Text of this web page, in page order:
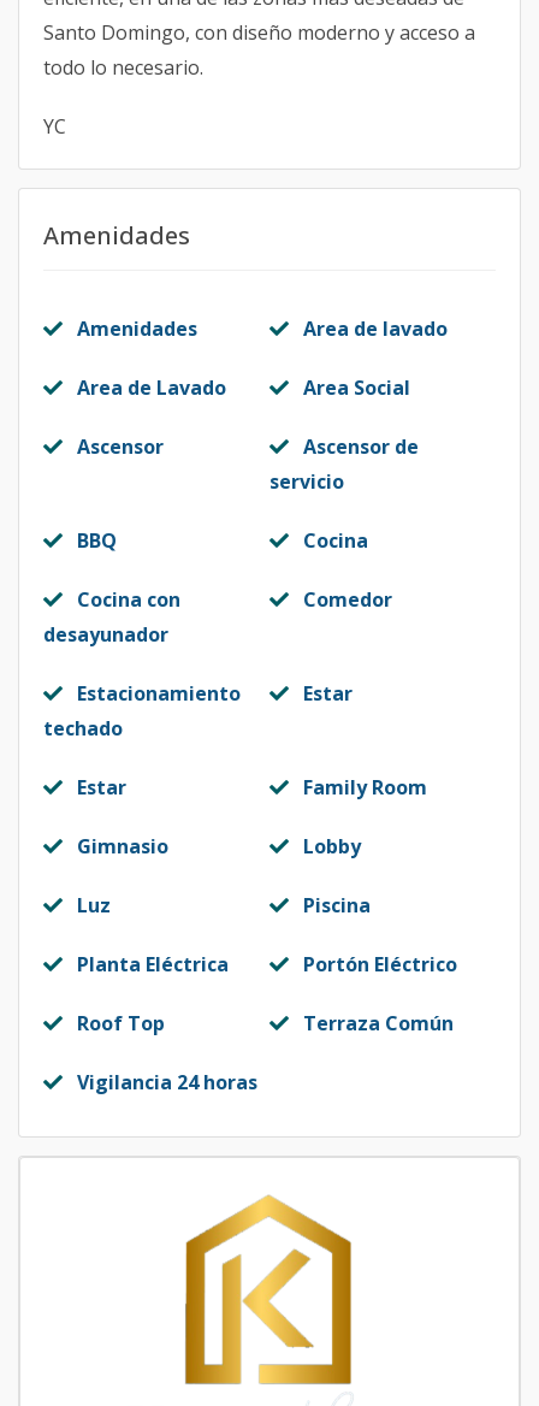
Santo Domingo, con diseño moderno y acceso a
todo lo necesario.
YC
Amenidades
Amenidades Area de lavado
Area de Lavado Area Social
Ascensor
Ascensor de
servicio
BBQ Cocina
Cocina con
desayunador
Comedor
Estacionamiento
techado
Estar
Estar Family Room
Gimnasio Lobby
Luz Piscina
Planta Eléctrica Portón Eléctrico
Roof Top Terraza Común
Vigilancia 24 horas